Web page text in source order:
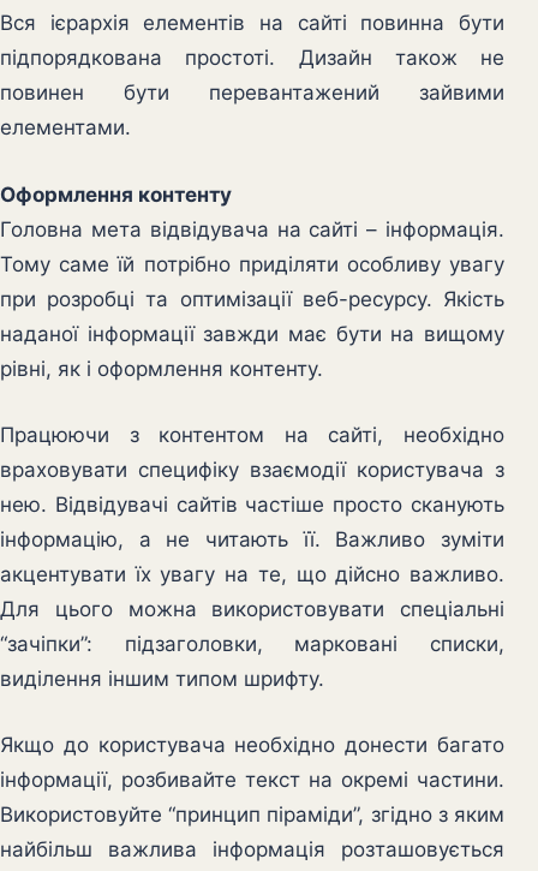
Вся ієрархія елементів на сайті повинна бути
підпорядкована простоті. Дизайн також не
повинен бути перевантажений зайвими
елементами.
Оформлення контенту
Головна мета відвідувача на сайті – інформація.
Тому саме їй потрібно приділяти особливу увагу
при розробці та оптимізації веб-ресурсу. Якість
наданої інформації завжди має бути на вищому
рівні, як і оформлення контенту.
Працюючи з контентом на сайті, необхідно
враховувати специфіку взаємодії користувача з
нею. Відвідувачі сайтів частіше просто сканують
інформацію, а не читають її. Важливо зуміти
акцентувати їх увагу на те, що дійсно важливо.
Для цього можна використовувати спеціальні
“зачіпки”: підзаголовки, марковані списки,
виділення іншим типом шрифту.
Якщо до користувача необхідно донести багато
інформації, розбивайте текст на окремі частини.
Використовуйте “принцип піраміди”, згідно з яким
найбільш важлива інформація розташовується